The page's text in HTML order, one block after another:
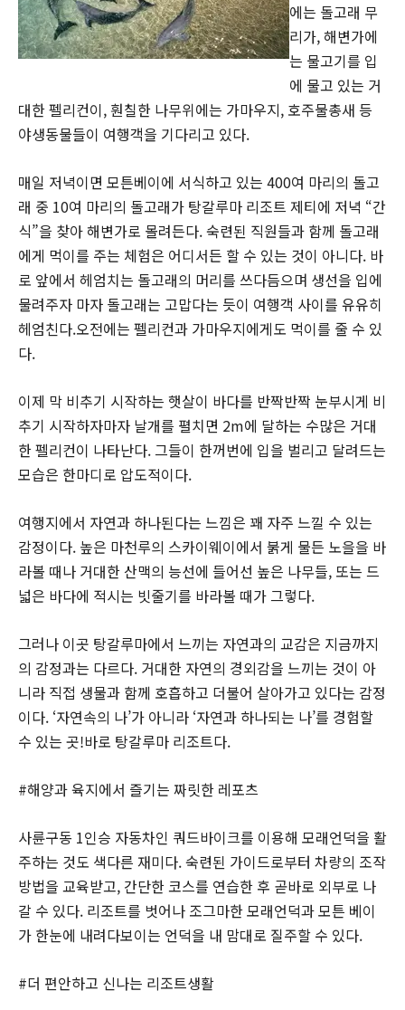
에는 돌고래 무
리가, 해변가에
는 물고기를 입
에 물고 있는 거
대한 펠리컨이, 훤칠한 나무위에는 가마우지, 호주물총새 등
야생동물들이 여행객을 기다리고 있다.
매일 저녁이면 모튼베이에 서식하고 있는 400여 마리의 돌고
래 중 10여 마리의 돌고래가 탕갈루마 리조트 제티에 저녁 “간
식”을 찾아 해변가로 몰려든다. 숙련된 직원들과 함께 돌고래
에게 먹이를 주는 체험은 어디서든 할 수 있는 것이 아니다. 바
로 앞에서 헤엄치는 돌고래의 머리를 쓰다듬으며 생선을 입에
물려주자 마자 돌고래는 고맙다는 듯이 여행객 사이를 유유히
헤엄친다.오전에는 펠리컨과 가마우지에게도 먹이를 줄 수 있
다.
이제 막 비추기 시작하는 햇살이 바다를 반짝반짝 눈부시게 비
추기 시작하자마자 날개를 펼치면 2m에 달하는 수많은 거대
한 펠리컨이 나타난다. 그들이 한꺼번에 입을 벌리고 달려드는
모습은 한마디로 압도적이다.
여행지에서 자연과 하나된다는 느낌은 꽤 자주 느낄 수 있는
감정이다. 높은 마천루의 스카이웨이에서 붉게 물든 노을을 바
라볼 때나 거대한 산맥의 능선에 들어선 높은 나무들, 또는 드
넓은 바다에 적시는 빗줄기를 바라볼 때가 그렇다.
그러나 이곳 탕갈루마에서 느끼는 자연과의 교감은 지금까지
의 감정과는 다르다. 거대한 자연의 경외감을 느끼는 것이 아
니라 직접 생물과 함께 호흡하고 더불어 살아가고 있다는 감정
이다. ‘자연속의 나’가 아니라 ‘자연과 하나되는 나’를 경험할
수 있는 곳!바로 탕갈루마 리조트다.
#해양과 육지에서 즐기는 짜릿한 레포츠
사륜구동 1인승 자동차인 쿼드바이크를 이용해 모래언덕을 활
주하는 것도 색다른 재미다. 숙련된 가이드로부터 차량의 조작
방법을 교육받고, 간단한 코스를 연습한 후 곧바로 외부로 나
갈 수 있다. 리조트를 벗어나 조그마한 모래언덕과 모튼 베이
가 한눈에 내려다보이는 언덕을 내 맘대로 질주할 수 있다.
#더 편안하고 신나는 리조트생활